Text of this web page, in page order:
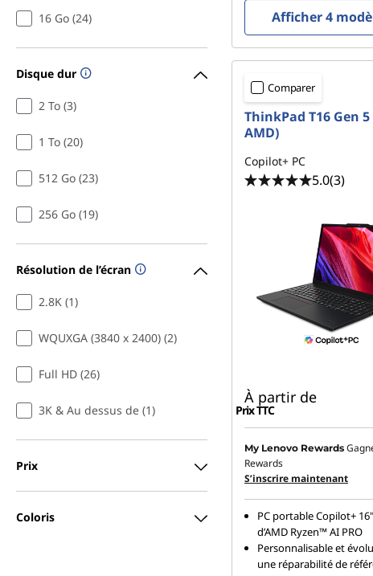
16 Go (24)
Disque dur
2 To (3)
1 To (20)
512 Go (23)
256 Go (19)
Résolution de l’écran
2.8K (1)
WQUXGA (3840 x 2400) (2)
Full HD (26)
3K & Au dessus de (1)
Prix
Coloris
Afficher 4
Comparer
ThinkPad T16 Gen 5
AMD)
Copilot+ PC
5.0(3)
À partir de
Prix TTC
My Lenovo Rewards
Rewards
S’inscrire maintenant
PC portable Copilot+
d’AMD Ryzen™ AI PRO
Personnalisable et
une réparabilité de